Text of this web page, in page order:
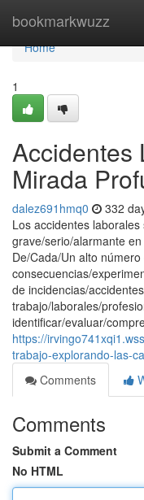
bookmarkwuzz
Home
Home
1
Accidentes
Mirada
dalez691hmq0 332
Los accidentes
grave/serio/alarmante
De/Cada/Un alto
consecuencias/
de incidencias/
trabajo/laborales/
identificar/evaluar/
https://
trabajo-explorando-las-
Comments
Comments
Submit a Comment
No HTML